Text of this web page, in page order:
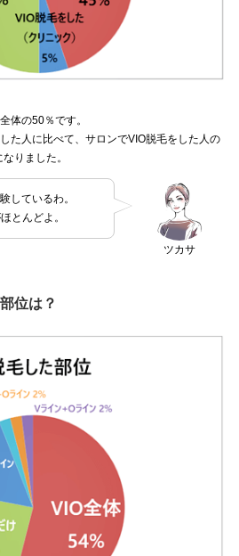
体の50％です。
た人に比べて、サロンでVIO脱毛をした人の
りました。
ツカサ
しているわ。
とんどよ。
位は？